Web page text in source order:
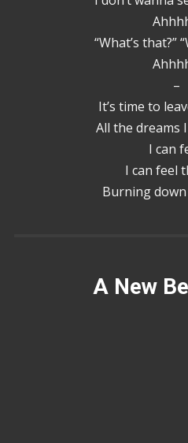
“What’s that?”
–
It’s time to
All the dreams
I can
I can feel
Burning
A New